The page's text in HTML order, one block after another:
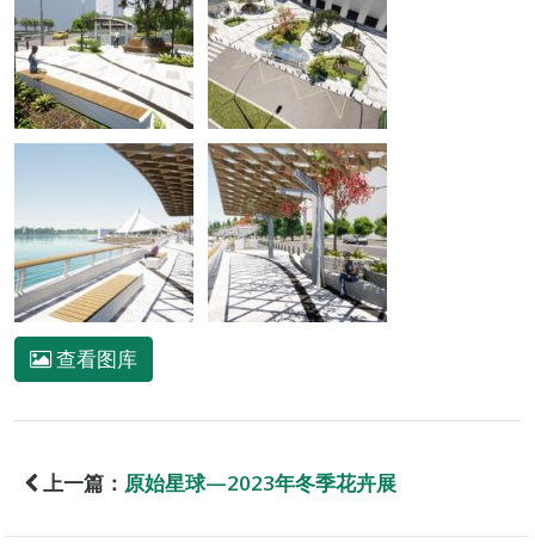
查看图库
上一篇： 原始星球—2023年冬季花卉展